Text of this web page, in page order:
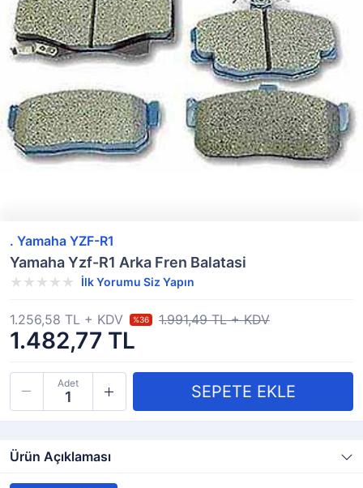
. Yamaha YZF-R1
Yamaha Yzf-R1 Arka Fren Balatasi
İlk Yorumu Siz Yapın
1.482,77 TL
1.256,58 TL + KDV %36 1.991,49 TL + KDV
Adet
Ürün Açıklaması